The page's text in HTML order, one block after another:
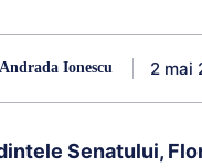
Andrada Ionescu 2 mai
Senatului,